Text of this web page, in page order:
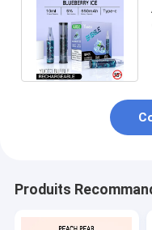
Produits